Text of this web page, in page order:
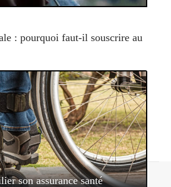
: pourquoi faut-il souscrire au
son assurance santé
Mentions légales Sitemap